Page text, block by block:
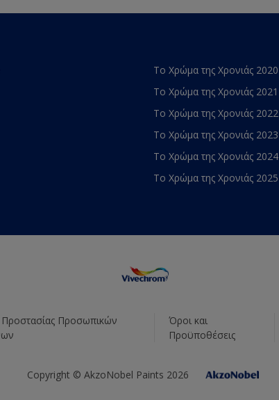
Το Χρώμα της Χρονιάς 2020
Το Χρώμα της Χρονιάς 2021
Το Χρώμα της Χρονιάς 2022
Το Χρώμα της Χρονιάς 2023
Το Χρώμα της Χρονιάς 2024
Το Χρώμα της Χρονιάς 2025
Προσωπικών
Όροι και
Προϋποθέσεις
Copyright © AkzoNobel Paints 2026